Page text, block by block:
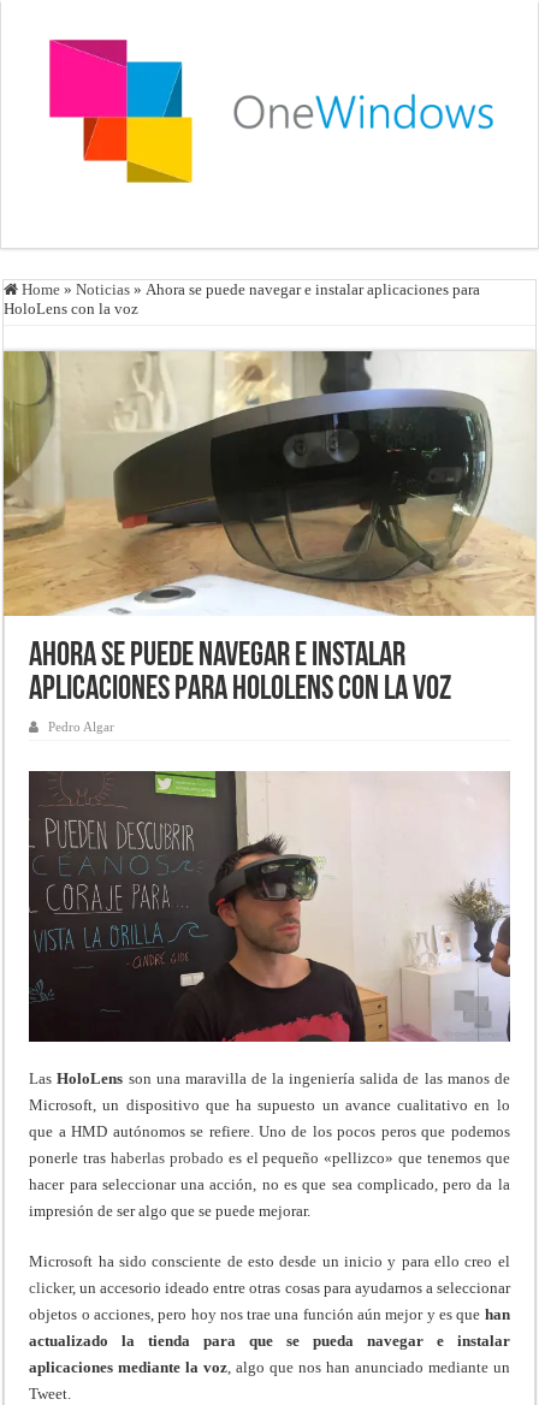
Home » Noticias » Ahora se puede navegar e instalar aplicaciones para
HoloLens con la voz
Ahora se puede navegar e instalar
aplicaciones para HoloLens con la voz
Pedro Algar
LasHoloLens son una maravilla de la ingeniería salida de las manos de
Microsoft, un dispositivo que ha supuesto un avance cualitativo en lo
que a HMD autónomos se refiere. Uno de los pocos peros que podemos
ponerle tras haberlas probado es el pequeño «pellizco» que tenemos que
hacer para seleccionar una acción, no es que sea complicado, pero da la
impresión de ser algo que se puede mejorar.
Microsoft ha sido consciente de esto desde un inicio y para ello creo el
clicker, un accesorio ideado entre otras cosas para ayudarnos a seleccionar
objetos o acciones, pero hoy nos trae una función aún mejor y es que han
actualizado la tienda para que se pueda navegar e instalar
aplicaciones mediante la voz, algo que nos han anunciado mediante un
Tweet.